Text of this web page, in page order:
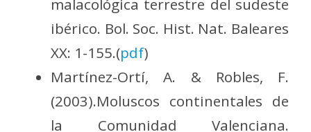
malacológica terrestre del sudeste
ibérico. Bol. Soc. Hist. Nat. Baleares
XX: 1-155.(pdf)
Martínez-Ortí, A. & Robles, F.
(2003).Moluscos continentales de
la Comunidad Valenciana.